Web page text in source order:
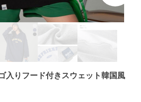
りフード付きスウェット韓国風